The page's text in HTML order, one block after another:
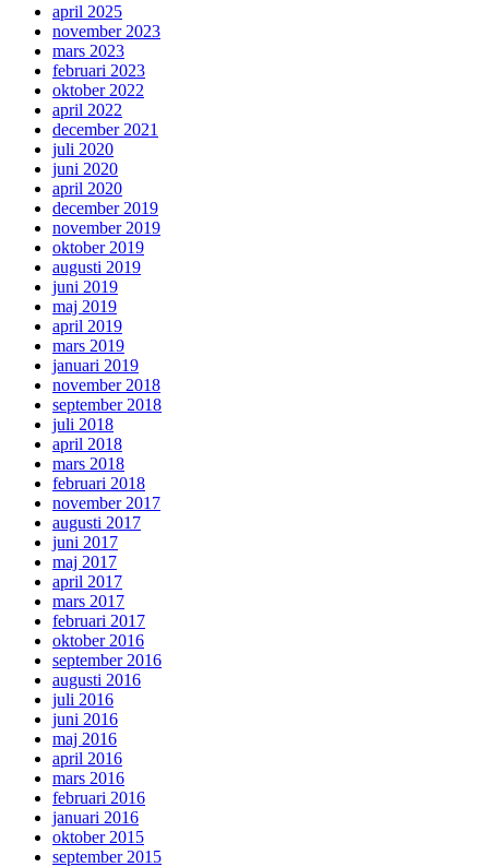
april 2025
november 2023
mars 2023
februari 2023
oktober 2022
april 2022
december 2021
juli 2020
juni 2020
april 2020
december 2019
november 2019
oktober 2019
augusti 2019
juni 2019
maj 2019
april 2019
mars 2019
januari 2019
november 2018
september 2018
juli 2018
april 2018
mars 2018
februari 2018
november 2017
augusti 2017
juni 2017
maj 2017
april 2017
mars 2017
februari 2017
oktober 2016
september 2016
augusti 2016
juli 2016
juni 2016
maj 2016
april 2016
mars 2016
februari 2016
januari 2016
oktober 2015
september 2015